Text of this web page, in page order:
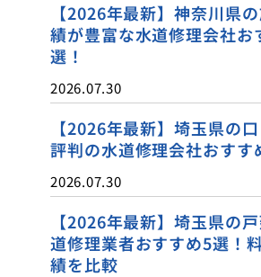
【2026年最新】神奈川県
績が豊富な水道修理会社お
選！
2026.07.30
【2026年最新】埼玉県の
評判の水道修理会社おすす
2026.07.30
【2026年最新】埼玉県の
道修理業者おすすめ5選！
績を比較